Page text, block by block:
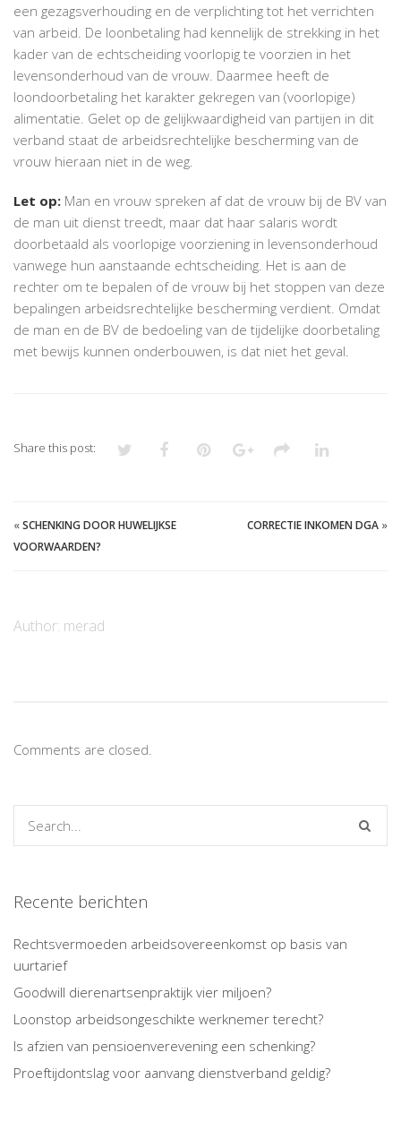
een gezagsverhouding en de verplichting tot het verrichten
van arbeid. De loonbetaling had kennelijk de strekking in het
kader van de echtscheiding voorlopig te voorzien in het
levensonderhoud van de vrouw. Daarmee heeft de
loondoorbetaling het karakter gekregen van (voorlopige)
alimentatie. Gelet op de gelijkwaardigheid van partijen in dit
verband staat de arbeidsrechtelijke bescherming van de
vrouw hieraan niet in de weg.
Let op: Man en vrouw spreken af dat de vrouw bij de BV van
de man uit dienst treedt, maar dat haar salaris wordt
doorbetaald als voorlopige voorziening in levensonderhoud
vanwege hun aanstaande echtscheiding. Het is aan de
rechter om te bepalen of de vrouw bij het stoppen van deze
bepalingen arbeidsrechtelijke bescherming verdient. Omdat
de man en de BV de bedoeling van de tijdelijke doorbetaling
met bewijs kunnen onderbouwen, is dat niet het geval.
Share this post:
«SCHENKING DOOR HUWELIJKSE
VOORWAARDEN?
CORRECTIE INKOMEN DGA »
Author: merad
Comments are closed.
Recente berichten
Rechtsvermoeden arbeidsovereenkomst op basis van
uurtarief
Goodwill dierenartsenpraktijk vier miljoen?
Loonstop arbeidsongeschikte werknemer terecht?
Is afzien van pensioenverevening een schenking?
Proeftijdontslag voor aanvang dienstverband geldig?